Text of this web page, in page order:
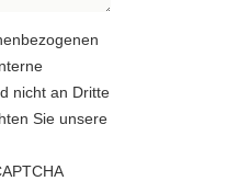
nicht an Dritte
Sie unsere